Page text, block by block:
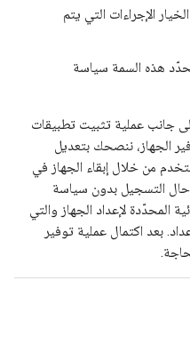
الإجراءات التي يتم
هذه السمة سياسة
جانب عملية تثبيت تطبيقات
الجهاز، ننصحك بتعديل
من خلال إبقاء الجهاز في
التسجيل بدون سياسة
المحدّدة لإعداد الجهاز والتي
بعد اكتمال عملية توفير